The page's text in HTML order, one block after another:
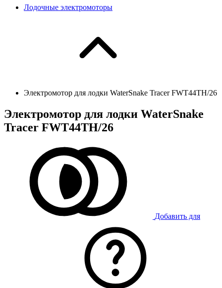
Лодочные электромоторы
Электромотор для лодки WaterSnake Tracer FWT44TH/26
Электромотор для лодки WaterSnake
Tracer FWT44TH/26
Добавить для